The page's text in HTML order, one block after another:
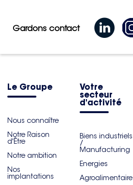
Gardons contact
Le Groupe
Nous connaître
Notre Raison
d'Être
Notre ambition
Nos
implantations
Votre
secteur
d'activité
Biens industriels
/
Manufacturing
Energies
Agroalimentaire